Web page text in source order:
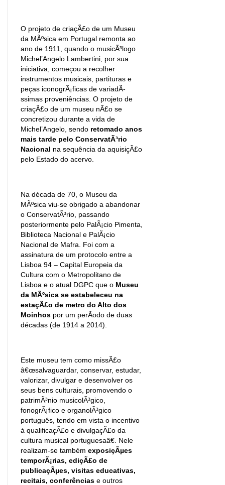
O projeto de criaçÃ£o de um Museu
da MÃºsica em Portugal remonta ao
ano de 1911, quando o musicÃ³logo
Michel’Angelo Lambertini, por sua
iniciativa, começou a recolher
instrumentos musicais, partituras e
peças iconogrÃ¡ficas de variadÃ­
ssimas proveniências. O projeto de
criaçÃ£o de um museu nÃ£o se
concretizou durante a vida de
Michel’Angelo, sendo retomado anos
mais tarde pelo ConservatÃ³rio
Nacional na sequência da aquisiçÃ£o
pelo Estado do acervo.
Na década de 70, o Museu da
MÃºsica viu-se obrigado a abandonar
o ConservatÃ³rio, passando
posteriormente pelo PalÃ¡cio Pimenta,
Biblioteca Nacional e PalÃ¡cio
Nacional de Mafra. Foi com a
assinatura de um protocolo entre a
Lisboa 94 – Capital Europeia da
Cultura com o Metropolitano de
Lisboa e o atual DGPC que o Museu
da MÃºsica se estabeleceu na
estaçÃ£o de metro do Alto dos
Moinhos por um perÃ­odo de duas
décadas (de 1914 a 2014).
Este museu tem como missÃ£o
â€œsalvaguardar, conservar, estudar,
valorizar, divulgar e desenvolver os
seus bens culturais, promovendo o
patrimÃ³nio musicolÃ³gico,
fonogrÃ¡fico e organolÃ³gico
português, tendo em vista o incentivo
à qualificaçÃ£o e divulgaçÃ£o da
cultura musical portuguesaâ€. Nele
realizam-se também exposiçÃµes
temporÃ¡rias, ediçÃ£o de
publicaçÃµes, visitas educativas,
recitais, conferências e outros